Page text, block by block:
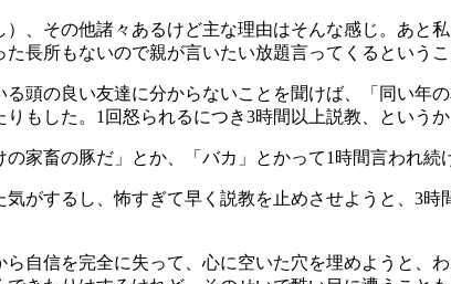
、その他諸々あるけど主な理由はそんな感じ。あと
長所もないので親が言いたい放題言ってくるというこ
頭の良い友達に分からないことを聞けば、「同い
もした。1回怒られるにつき3時間以上説教、というか
の家畜の豚だ」とか、「バカ」とかって1時間言われ
がするし、怖すぎて早く説教を止めさせようと、3
自信を完全に失って、心に空いた穴を埋めようと